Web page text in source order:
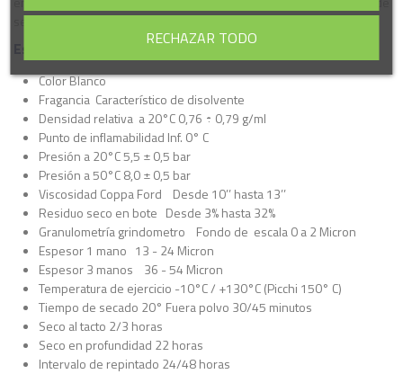
seco. Contiene fosfato de cinc.
Especificaciones Técnicas
Color Blanco
Fragancia Característico de disolvente
Densidad relativa a 20°C 0,76 ÷ 0,79 g/ml
Punto de inflamabilidad Inf. 0° C
Presión a 20°C 5,5 ± 0,5 bar
Presión a 50°C 8,0 ± 0,5 bar
Viscosidad Coppa Ford Desde 10’’ hasta 13’’
Residuo seco en bote Desde 3% hasta 32%
Granulometría grindometro Fondo de escala 0 a 2 Micron
Espesor 1 mano 13 - 24 Micron
Espesor 3 manos 36 - 54 Micron
Temperatura de ejercicio -10°C / +130°C (Picchi 150° C)
Tiempo de secado 20° Fuera polvo 30/45 minutos
Seco al tacto 2/3 horas
Seco en profundidad 22 horas
Intervalo de repintado 24/48 horas
RECHAZAR TODO